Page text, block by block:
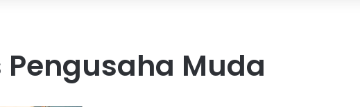
Pengusaha Muda